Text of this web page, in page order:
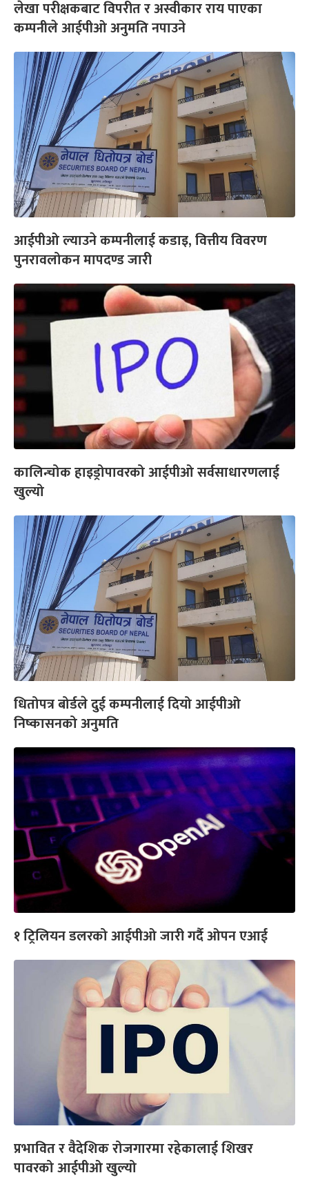
लेखा परीक्षकबाट विपरीत र अस्वीकार राय पाएका
कम्पनीले आईपीओ अनुमति नपाउने
आईपीओ ल्याउने कम्पनीलाई कडाइ, वित्तीय विवरण
पुनरावलोकन मापदण्ड जारी
कालिन्चोक हाइड्रोपावरको आईपीओ सर्वसाधारणलाई
खुल्यो
धितोपत्र बोर्डले दुई कम्पनीलाई दियो आईपीओ
निष्कासनको अनुमति
१ ट्रिलियन डलरको आईपीओ जारी गर्दै ओपन एआई
प्रभावित र वैदेशिक रोजगारमा रहेकालाई शिखर
पावरको आईपीओ खुल्यो